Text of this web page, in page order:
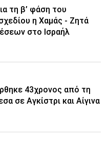
τη β’ φάση του
η Χαμάς - Ζητά
στο Ισραήλ
43χρονος από τη
σε Αγκίστρι και Αίγινα